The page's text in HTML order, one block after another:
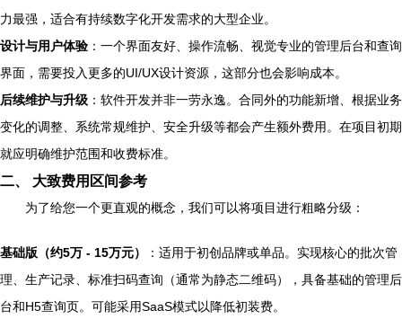
力最强，适合有持续数字化开发需求的大型企业。
设计与用户体验 ：一个界面友好、操作流畅、视觉专业的管理后台和查询
界面，需要投入更多的UI/UX设计资源，这部分也会影响成本。
后续维护与升级 ：软件开发并非一劳永逸。合同外的功能新增、根据业务
变化的调整、系统常规维护、安全升级等都会产生额外费用。在项目初期
就应明确维护范围和收费标准。
二、 大致费用区间参考
为了给您一个更直观的概念，我们可以将项目进行粗略分级：
基础版（约5万 - 15万元）
：适用于初创品牌或单品。实现核心的批次管
理、生产记录、标准扫码查询（通常为静态二维码），具备基础的管理后
台和H5查询页。可能采用SaaS模式以降低初装费。